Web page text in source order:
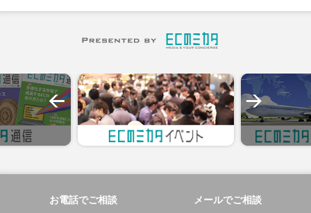
お電話でご相談 メールでご相談